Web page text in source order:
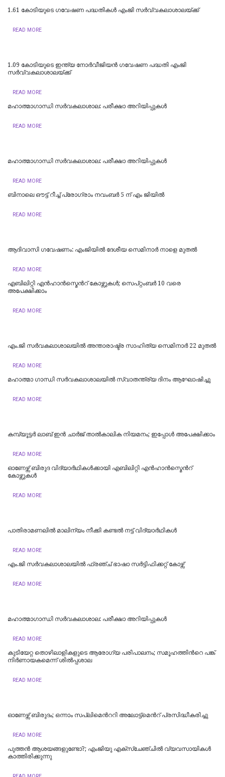
1.61 കോടിയുടെ ഗവേഷണ പദ്ധതികള്‍ എംജി സര്‍വ്വകലാശാലയ്ക്ക്
READ MORE
1.09 കോടിയുടെ ഇന്ത്യ നോര്‍വീജിയന്‍ ഗവേഷണ പദ്ധതി എംജി
സര്‍വ്വകലാശാലയ്ക്ക്
READ MORE
മഹാത്മാഗാന്ധി സർവകലാശാല: പരീക്ഷാ അറിയിപ്പുകൾ
READ MORE
മഹാത്മാഗാന്ധി സർവകലാശാല: പരീക്ഷാ അറിയിപ്പുകൾ
READ MORE
ബിനാലെ ഔട്ട് റീച്ച് പ്രോഗ്രാം നവംബര്‍ 5 ന് എം ജിയില്‍
READ MORE
ആദിവാസി ഗവേഷണം: എംജിയില്‍ ദേശീയ സെമിനാര്‍ നാളെ മുതല്‍
READ MORE
എബിലിറ്റി എന്‍ഹാന്‍സ്മെന്‍റ് കോഴ്സുകള്‍; സെപ്റ്റംബര്‍ 10 വരെ
അപേക്ഷിക്കാം
READ MORE
എം.ജി സര്‍വകലാശാലയില്‍ അന്താരാഷ്ട്ര സാഹിത്യ സെമിനാര്‍ 22 മുതല്‍
READ MORE
മഹാത്മാ ഗാന്ധി സര്‍വകലാശാലയില്‍ സ്വാതന്ത്ര്യ ദിനം ആഘോഷിച്ചു
READ MORE
കമ്പ്യൂട്ടര്‍ ലാബ് ഇന്‍ ചാര്‍ജ് താല്‍കാലിക നിയമനം; ഇപ്പോള്‍ അപേക്ഷിക്കാം
READ MORE
ഓണേഴ്സ് ബിരുദ വിദ്യാര്‍ഥികള്‍ക്കായി എബിലിറ്റി എന്‍ഹാന്‍സ്മെന്‍റ്
കോഴ്സുകള്‍
READ MORE
പാതിരാമണലില്‍ മാലിന്യം നീക്കി കണ്ടല്‍ നട്ട് വിദ്യാര്‍ഥികള്‍
READ MORE
എം.ജി സര്‍വകലാശാലയില്‍ ഫ്രഞ്ച് ഭാഷാ സര്‍ട്ടിഫിക്കറ്റ് കോഴ്സ്
READ MORE
മഹാത്മാഗാന്ധി സർവകലാശാല: പരീക്ഷാ അറിയിപ്പുകൾ
READ MORE
കുടിയേറ്റ തൊഴിലാളികളുടെ ആരോഗ്യ പരിപാലനം; സമൂഹത്തിന്‍റെ പങ്ക്
നിര്‍ണായകമെന്ന് ശില്‍പ്പശാല
READ MORE
ഓണേഴ്സ് ബിരുദം; ഒന്നാം സപ്ലിമെന്‍ററി അലോട്ട്മെന്‍റ് പ്രസിദ്ധീകരിച്ചു
READ MORE
പുത്തന്‍ ആശയങ്ങളുണ്ടോ?; എംജിയു എക്സ്ചേഞ്ചില്‍ വ്യവസായികള്‍
കാത്തിരിക്കുന്നു